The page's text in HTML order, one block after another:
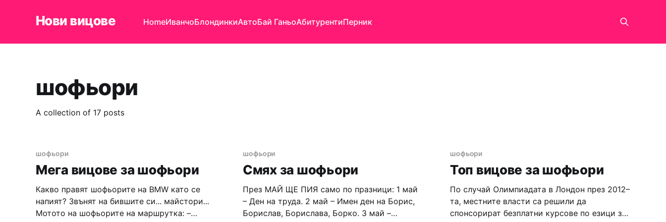
Нови вицове HomeИванчоБлондинкиАвтоБай ГаньоАбитурентиПерник
шофьори
A collection of 17 posts
шофьори
Мега вицове за шофьори
Какво правят шофьорите на BMW като се
напият? Звънят на бившите си... майстори...
Мотото на шофьорите на маршрутка: –
шофьори
Смях за шофьори
През МАЙ ЩЕ ПИЯ само по празници: 1 май
– Ден на труда. 2 май – Имен ден на Борис,
Борислав, Борислава, Борко. 3 май –
шофьори
Топ вицове за шофьори
По случай Олимпиадата в Лондон през 2012–
та, местните власти са решили да
спонсорират безплатни курсове по езици за